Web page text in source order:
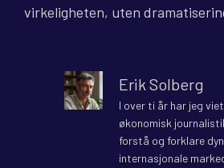
virkeligheten, uten
Erik Solberg
I over ti år har jeg
økonomisk
forstå og forklare
internasjonale